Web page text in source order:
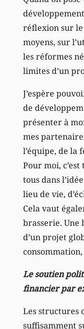
réflexion sur
moyens, sur
les réformes
limites d’un
J’espère
de
présenter à
mes
l’équipe, de la
Pour moi,
tous dans
lieu de vie,
Cela vaut
brasserie. Une
d’un projet
consommation,
Le soutien
financier par
Les structures
suffisamment